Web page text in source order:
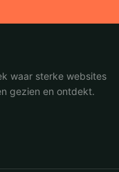
waar sterke websites
gezien en ontdekt.